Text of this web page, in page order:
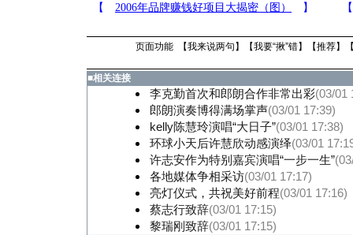
页面功能 【我来说两句 】【我要“揪”错】【推荐】
■相关连接
李克勤首次和郎朗合作非常出彩(03/01
郎朗演奏博得满场掌声(03/01 17:39)
kelly陈慧玲演唱“大日子”(03/01 17:38)
环球小天后许慧欣动感演绎(03/01
许志安作为特别嘉宾演唱“一步一生”
各地媒体争相采访(03/01 17:17)
亮灯仪式，共祝美好前程(03/01 17:16)
蔡志行致辞(03/01 17:15)
黎瑞刚致辞(03/01 17:15)